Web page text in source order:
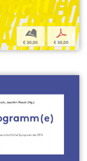
b
€ 30,00
p
€ 30,00